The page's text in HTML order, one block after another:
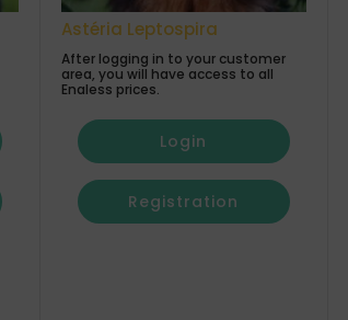
Astéria Leptospira
After logging in to your customer
area, you will have access to all
Enaless prices.
Login
Registration